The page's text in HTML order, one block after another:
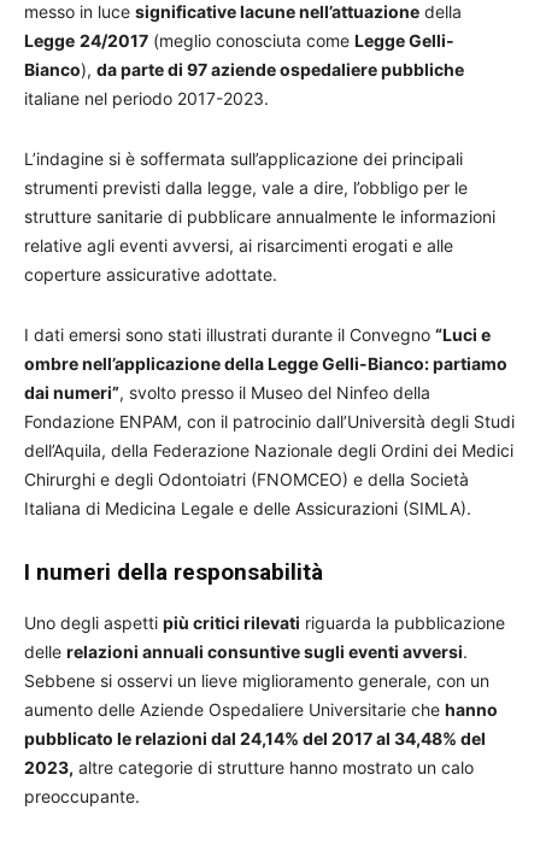
messo in luce significative lacune nell’attuazione della
Legge 24/2017 (meglio conosciuta come Legge Gelli-
Bianco), da parte di 97 aziende ospedaliere pubbliche
italiane nel periodo 2017-2023.
L’indagine si è soffermata sull’applicazione dei principali
strumenti previsti dalla legge, vale a dire, l’obbligo per le
strutture sanitarie di pubblicare annualmente le informazioni
relative agli eventi avversi, ai risarcimenti erogati e alle
coperture assicurative adottate.
I dati emersi sono stati illustrati durante il Convegno “Luci e
ombre nell’applicazione della Legge Gelli-Bianco: partiamo
dai numeri”, svolto presso il Museo del Ninfeo della
Fondazione ENPAM, con il patrocinio dall’Università degli Studi
dell’Aquila, della Federazione Nazionale degli Ordini dei Medici
Chirurghi e degli Odontoiatri (FNOMCEO) e della Società
Italiana di Medicina Legale e delle Assicurazioni (SIMLA).
I numeri della responsabilità
Uno degli aspetti più critici rilevati riguarda la pubblicazione
delle relazioni annuali consuntive sugli eventi avversi.
Sebbene si osservi un lieve miglioramento generale, con un
aumento delle Aziende Ospedaliere Universitarie che hanno
pubblicato le relazioni dal 24,14% del 2017 al 34,48% del
2023, altre categorie di strutture hanno mostrato un calo
preoccupante.